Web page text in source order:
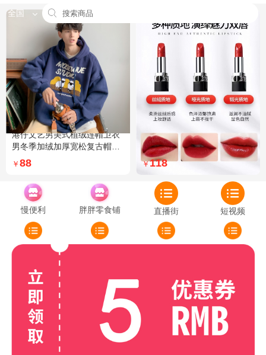
全国
港仔文艺男美式植绒连帽卫衣
男冬季加绒加厚宽松复古帽衫
外套 XXL 加绒 5XL 灰色加绒
￥ 88
Dior迪奥全新烈艳蓝金口红品
牌授权经典藤格纹饰带丝绒质
地999色号传奇红唇哑光 哑光
￥118
慢便利 胖胖零食铺 直播街 短视频